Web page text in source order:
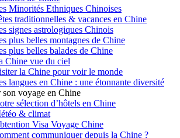
Minorités Ethniques Chinoises
traditionnelles & vacances en Chine
signes astrologiques Chinois
plus belles montagnes de Chine
plus belles balades de Chine
Chine vue du ciel
la Chine pour voir le monde
langues en Chine : une étonnante diversité
son voyage en Chine
sélection d’hôtels en Chine
& climat
Visa Voyage Chine
communiquer depuis la Chine ?